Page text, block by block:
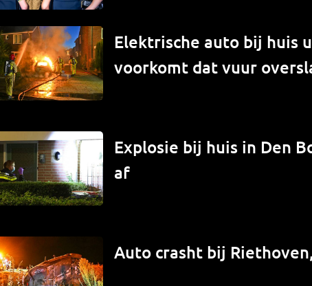
Elektrische auto bij huis
voorkomt dat vuur
Explosie bij huis in Den
af
Auto crasht bij